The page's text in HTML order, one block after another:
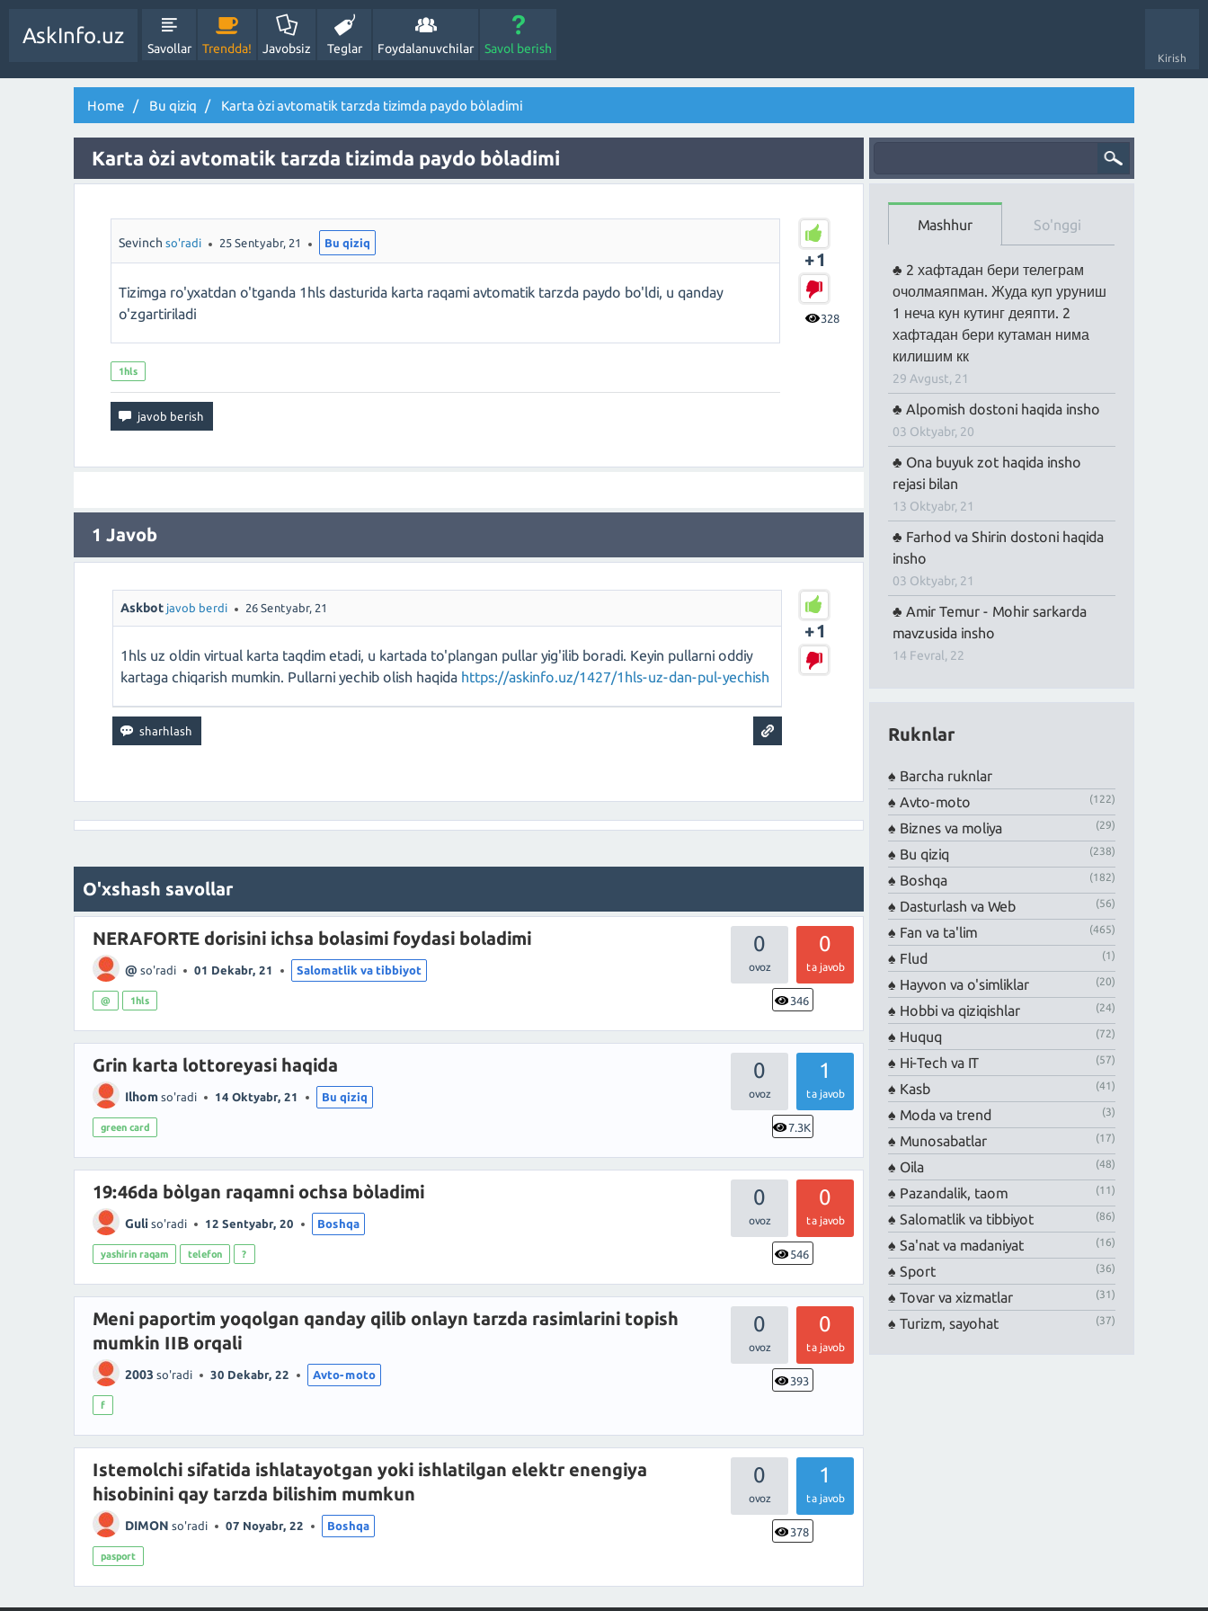
Kirish
AskInfo.uz
Savollar Trendda! Javobsiz Teglar Foydalanuvchilar Savol berish
Home Bu qiziq Karta òzi avtomatik tarzda tizimda paydo bòladimi
Karta òzi avtomatik tarzda tizimda paydo bòladimi
+1
328
Sevinch so'radi 25 Sentyabr, 21 Bu qiziq
Tizimga ro'yxatdan o'tganda 1hls dasturida karta raqami avtomatik tarzda paydo bo'ldi, u qanday
o'zgartiriladi
1hls
1 Javob
+1
Askbot javob berdi 26 Sentyabr, 21
1hls uz oldin virtual karta taqdim etadi, u kartada to'plangan pullar yig'ilib boradi. Keyin pullarni oddiy
kartaga chiqarish mumkin. Pullarni yechib olish haqida https://askinfo.uz/1427/1hls-uz-dan-pul-yechish
O'xshash savollar
0 0
ta javob
346
NERAFORTE dorisini ichsa bolasimi foydasi boladimi
@ so'radi 01 Dekabr, 21 Salomatlik va tibbiyot
@ 1hls
0 1
ta javob
7.3K
Grin karta lottoreyasi haqida
Ilhom so'radi 14 Oktyabr, 21 Bu qiziq
green card
0 0
ta javob
546
19:46da bòlgan raqamni ochsa bòladimi
Guli so'radi 12 Sentyabr, 20 Boshqa
yashirin raqam telefon ?
0 0
ta javob
393
Meni paportim yoqolgan qanday qilib onlayn tarzda rasimlarini topish
mumkin IIB orqali
2003 so'radi 30 Dekabr, 22 Avto-moto
f
0 1
ta javob
378
Istemolchi sifatida ishlatayotgan yoki ishlatilgan elektr enengiya
hisobinini qay tarzda bilishim mumkun
DIMON so'radi 07 Noyabr, 22 Boshqa
pasport
Mashhur So'nggi
2 хафтадан бери телеграм
очолмаяпман. Жуда куп уруниш
1 неча кун кутинг деяпти. 2
хафтадан бери кутаман нима
килишим кк
29 Avgust, 21
Alpomish dostoni haqida insho
03 Oktyabr, 20
Ona buyuk zot haqida insho
rejasi bilan
13 Oktyabr, 21
Farhod va Shirin dostoni haqida
insho
03 Oktyabr, 21
Amir Temur - Mohir sarkarda
mavzusida insho
14 Fevral, 22
Ruknlar
Barcha ruknlar
Avto-moto
(122)
Biznes va moliya (29)
Bu qiziq (238)
Boshqa (182)
Dasturlash va Web (56)
Fan va ta'lim (465)
Flud (1)
Hayvon va o'simliklar (20)
Hobbi va qiziqishlar (24)
Huquq (72)
Hi-Tech va IT (57)
Kasb (41)
Moda va trend (3)
Munosabatlar (17)
Oila (48)
Pazandalik, taom (11)
Salomatlik va tibbiyot (86)
Sa'nat va madaniyat (16)
Sport (36)
Tovar va xizmatlar (31)
Turizm, sayohat (37)